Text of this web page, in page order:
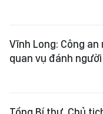
Vĩnh Long: Công an
quan vụ đánh